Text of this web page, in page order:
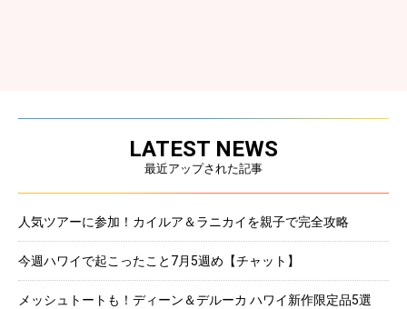
LATEST NEWS
最近アップされた記事
人気ツアーに参加！カイルア＆ラニカイを親子で完全攻略
今週ハワイで起こったこと7月5週め【チャット】
メッシュトートも！ディーン＆デルーカ ハワイ新作限定品5選